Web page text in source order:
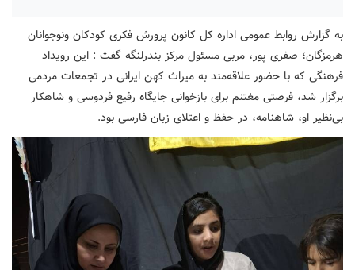
به گزارش روابط عمومی اداره کل کانون پرورش فکری کودکان ونوجوانان
هرمزگان؛ صفری پور، مربی مسئول مرکز بندرلنگه گفت : این رویداد
فرهنگی که با حضور علاقه‌مند به میراث کهن ایرانی در تجمعات مردمی
برگزار شد، فرصتی مغتنم برای بازخوانی جایگاه رفیع فردوسی و شاهکار
بی‌نظیر او، شاهنامه، در حفظ و اعتلای زبان فارسی بود.